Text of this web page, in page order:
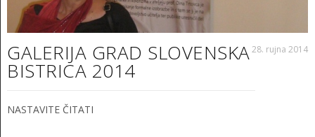
GALERIJA GRAD SLOVENSKA
BISTRICA 2014
28. rujna 2014
NASTAVITE ČITATI